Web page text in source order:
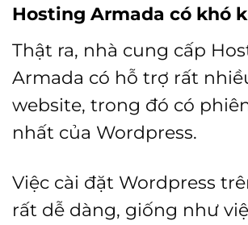
Hosting Armada có khó
Thật ra, nhà cung cấp
Armada có hỗ trợ rất
website, trong đó có
nhất của Wordpress.
Việc cài đặt Wordpress
rất dễ dàng, giống như